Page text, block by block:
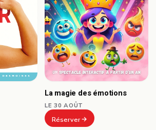
La magie des émotions
LE 30 AOÛT
Réserver